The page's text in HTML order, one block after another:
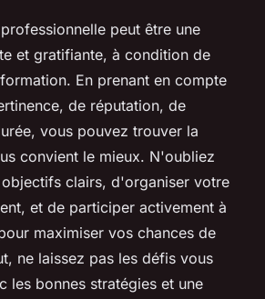
peut être une
et gratifiante, à condition de
En prenant en compte
de réputation, de
vous pouvez trouver la
convient le mieux. N'oubliez
clairs, d'organiser votre
et de participer activement à
maximiser vos chances de
ne laissez pas les défis vous
les bonnes stratégies et une